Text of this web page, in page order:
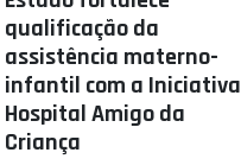
qualificação da
assistência materno-
infantil com a Iniciativa
Hospital Amigo da
Criança